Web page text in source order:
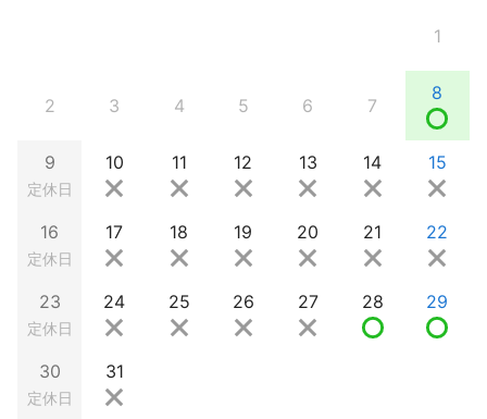
1
2 3 4 5 6 7
8
9
定休日
10 11 12 13 14 15
16
定休日
17 18 19 20 21 22
23
定休日
24 25 26 27 28 29
30
定休日
31